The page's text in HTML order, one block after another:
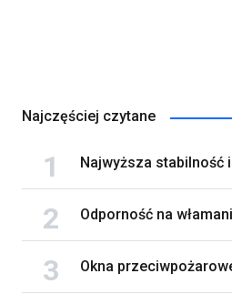
Najczęściej czytane
Najwyższa stabilność
Odporność na
Okna